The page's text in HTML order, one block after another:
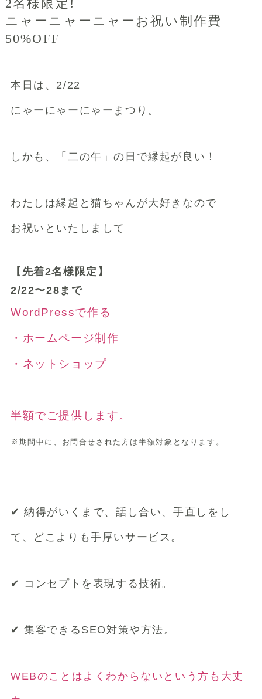
2名様限定!
ニャーニャーニャーお祝い制作費
50%OFF
本日は、2/22
にゃーにゃーにゃーまつり。
しかも、「二の午」の日で縁起が良い！
わたしは縁起と猫ちゃんが大好きなので
お祝いといたしまして
【先着2名様限定】
2/22〜28まで
WordPressで作る
・ホームページ制作
・ネットショップ
半額でご提供します。
※期間中に、お問合せされた方は半額対象となります。
✔︎ 納得がいくまで、話し合い、手直しをし
て、どこよりも手厚いサービス。
✔︎ コンセプトを表現する技術。
✔︎ 集客できるSEO対策や方法。
WEBのことはよくわからないという方も大丈